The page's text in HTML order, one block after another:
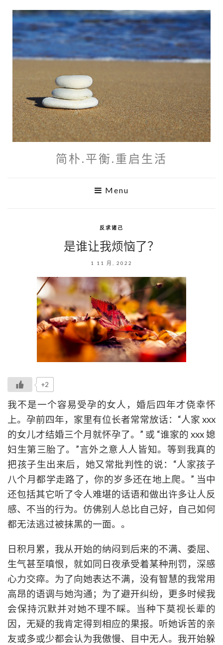
简朴.平衡.重启生活
Menu
反求诸己
是谁让我烦恼了？
1 11 月, 2022
+2
我不是一个容易受孕的女人，婚后四年才侥幸怀
上。孕前四年，家里有位长者常常放话：“人家 xxx
的女儿才结婚三个月就怀孕了。” 或 “谁家的 xxx 媳
妇生第三胎了。”言外之意人人皆知。等到我真的
把孩子生出来后，她又常批判性的说：“人家孩子
八个月都学走路了，你的岁多还在地上爬。” 当中
还包括其它听了令人难堪的话语和做出许多让人反
感、不当的行为。仿佛别人总比自己好，自己如何
都无法逃过被抹黑的一面。。
日积月累，我从开始的纳闷到后来的不满、委屈、
生气甚至嗔恨，就如同日夜承受着某种刑罚，深感
心力交瘁。为了向她表达不满，没有智慧的我常用
高昂的语调与她沟通；为了避开纠纷，更多时候我
会保持沉默并对她不理不睬。当种下莫视长辈的
因，无疑的我肯定得到相应的果报。听她诉苦的亲
友或多或少都会认为我傲慢、目中无人。我开始躲